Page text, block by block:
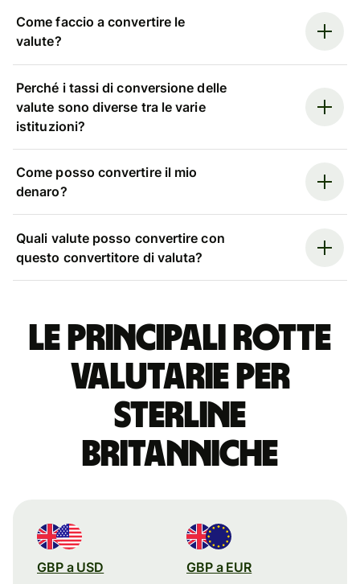
Come faccio a convertire le
valute?
Perché i tassi di conversione delle
valute sono diverse tra le varie
istituzioni?
Come posso convertire il mio
denaro?
Quali valute posso convertire con
questo convertitore di valuta?
Le principali rotte
valutarie per
sterline
britanniche
GBP a USD GBP a EUR